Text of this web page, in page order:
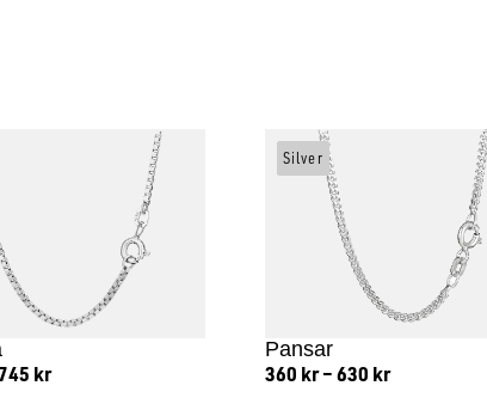
kr
Pansar
360 kr –630 kr
Silver